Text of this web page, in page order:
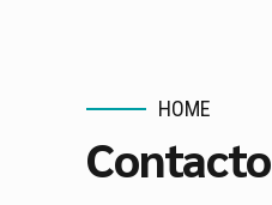
HOME
Contacto